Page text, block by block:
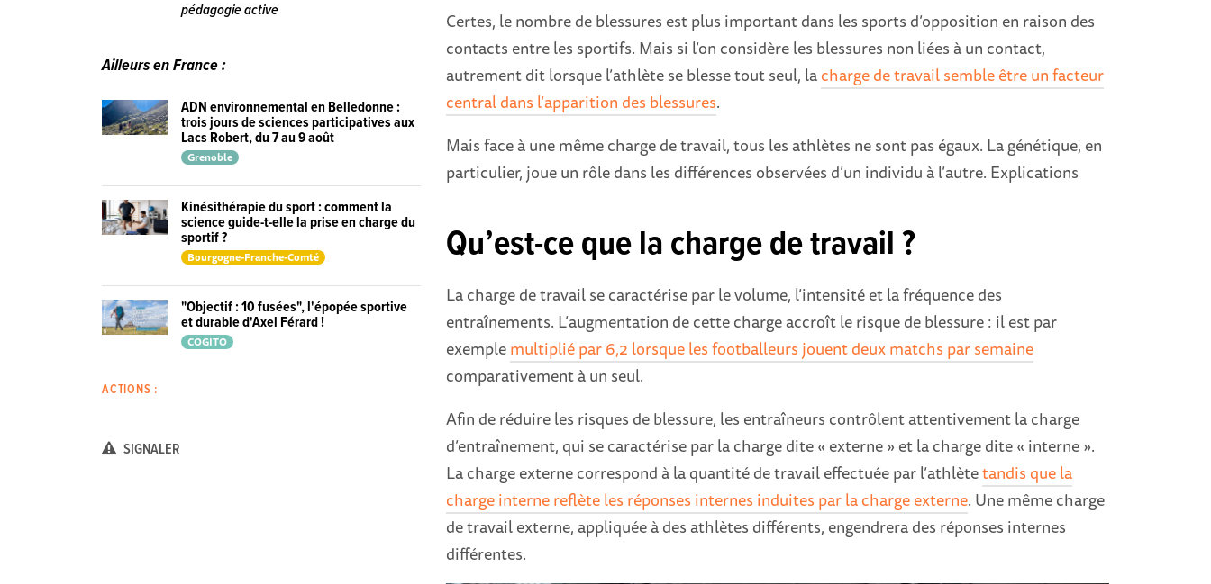
Certes, le nombre de blessures est plus important dans les sports d’opposition en raison des
contacts entre les sportifs. Mais si l’on considère les blessures non liées à un contact,
autrement dit lorsque l’athlète se blesse tout seul, lacharge de travail semble être un facteur
central dans l’apparition des blessures.
Mais face à une même charge de travail, tous les athlètes ne sont pas égaux. La génétique, en
particulier, joue un rôle dans les différences observées d’un individu à l’autre. Explications
Qu’est-ce que la charge de travail ?
La charge de travail se caractérise par le volume, l’intensité et la fréquence des
entraînements. L’augmentation de cette charge accroît le risque de blessure : il est par
exemplemultiplié par 6,2 lorsque les footballeurs jouent deux matchs par semaine
comparativement à un seul.
Afin de réduire les risques de blessure, les entraîneurs contrôlent attentivement la charge
d’entraînement, qui se caractérise par la charge dite « externe » et la charge dite « interne ».
La charge externe correspond à la quantité de travail effectuée par l’athlètetandis que la
charge interne reflète les réponses internes induites par la charge externe. Une même charge
de travail externe, appliquée à des athlètes différents, engendrera des réponses internes
différentes.
pédagogie active
Ailleurs en France :
ADN environnemental en Belledonne :
trois jours de sciences participatives aux
Lacs Robert, du 7 au 9 août
Grenoble
Kinésithérapie du sport : comment la
science guide-t-elle la prise en charge du
sportif ?
Bourgogne-Franche-Comté
"Objectif : 10 fusées", l'épopée sportive
et durable d'Axel Férard !
COGITO
ACTIONS :
SIGNALER